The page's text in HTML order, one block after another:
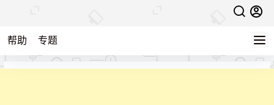
帮助 专题